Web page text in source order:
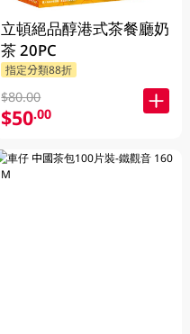
立頓絕品醇港式茶餐廳奶
茶 20PC
指定分類88折
$80.00
$50.00